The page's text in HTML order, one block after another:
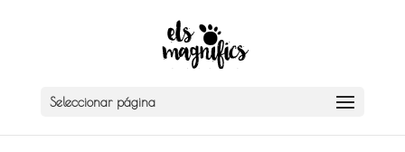
Seleccionar página